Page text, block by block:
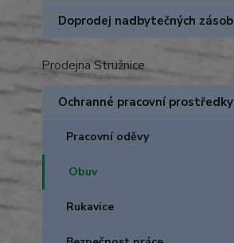
Doprodej nadbytečných zásob
Prodejna Stružnice
Ochranné pracovní prostředky
Pracovní oděvy
Obuv
Rukavice